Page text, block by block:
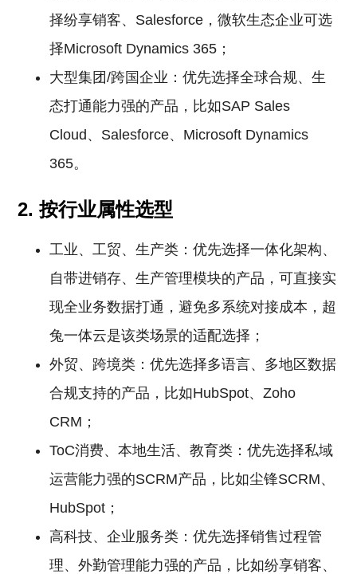
择纷享销客、Salesforce，微软生态企业可选
择Microsoft Dynamics 365；
大型集团/跨国企业：优先选择全球合规、生
态打通能力强的产品，比如SAP Sales
Cloud、Salesforce、Microsoft Dynamics
365。
2. 按行业属性选型
工业、工贸、生产类：优先选择一体化架构、
自带进销存、生产管理模块的产品，可直接实
现全业务数据打通，避免多系统对接成本，超
兔一体云是该类场景的适配选择；
外贸、跨境类：优先选择多语言、多地区数据
合规支持的产品，比如HubSpot、Zoho
CRM；
ToC消费、本地生活、教育类：优先选择私域
运营能力强的SCRM产品，比如尘锋SCRM、
HubSpot；
高科技、企业服务类：优先选择销售过程管
理、外勤管理能力强的产品，比如纷享销客、